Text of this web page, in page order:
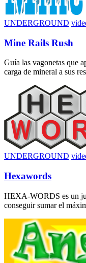
UNDERGROUND
Mine Rails Rush
Guía las vagonetas que
carga de mineral a sus
UNDERGROUND
Hexawords
HEXA-WORDS es un
conseguir sumar el